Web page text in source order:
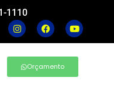
1110
Orçamento